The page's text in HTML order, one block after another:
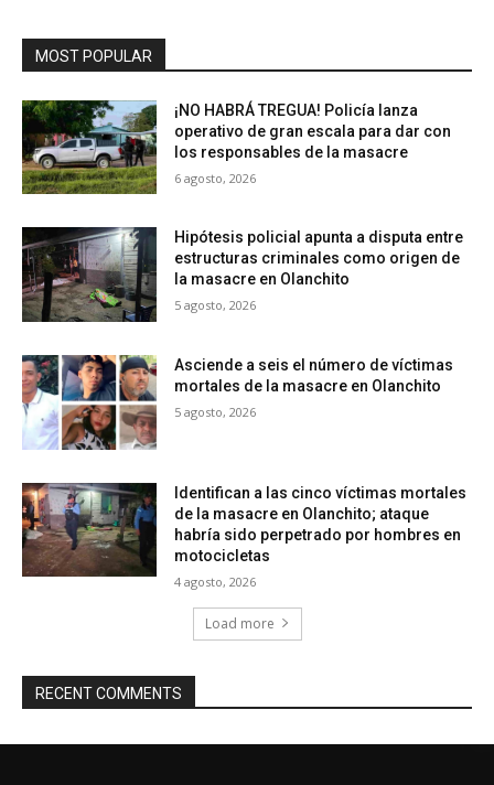
MOST POPULAR
¡NO HABRÁ TREGUA! Policía lanza
operativo de gran escala para dar con
los responsables de la masacre
6 agosto, 2026
Hipótesis policial apunta a disputa entre
estructuras criminales como origen de
la masacre en Olanchito
5 agosto, 2026
Asciende a seis el número de víctimas
mortales de la masacre en Olanchito
5 agosto, 2026
Identifican a las cinco víctimas mortales
de la masacre en Olanchito; ataque
habría sido perpetrado por hombres en
motocicletas
4 agosto, 2026
Load more
RECENT COMMENTS